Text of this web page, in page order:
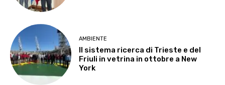
AMBIENTE
Il sistema ricerca di Trieste e del
Friuli in vetrina in ottobre a New
York